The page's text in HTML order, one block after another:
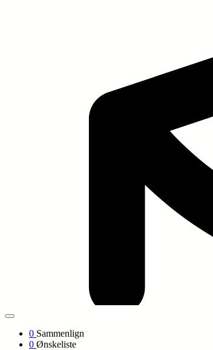
0 Sammenlign
0 Ønskeliste